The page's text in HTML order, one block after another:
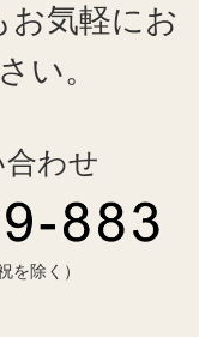
お気軽にお
い。
わせ
除く）